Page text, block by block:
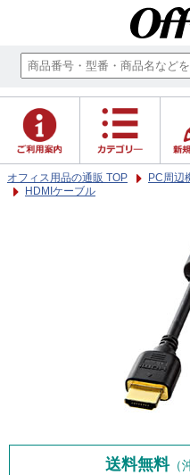
オフィス用品の通販 TOP PC周辺
HDMIケーブル
送料無料（